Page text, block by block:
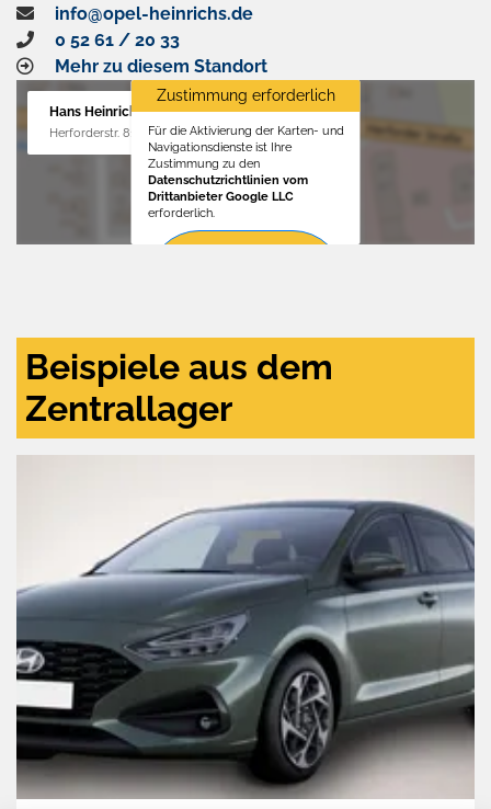
info@opel-heinrichs.de
0 52 61 / 20 33
Mehr zu diesem Standort
Hans Heinrichs GmbH
Herforderstr. 81, 32657 Lemgo
Zustimmung erforderlich
Für die Aktivierung der Karten- und
Navigationsdienste ist Ihre
Zustimmung zu den
Datenschutzrichtlinien vom
Drittanbieter Google LLC
erforderlich.
Beispiele aus dem
Zentrallager